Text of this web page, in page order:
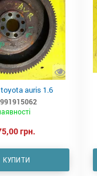
auris 1.6
991915062
грн.
КУПИТИ